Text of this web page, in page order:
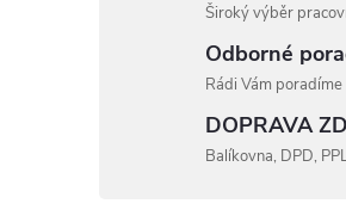
Široký výběr
Odborné
Rádi Vám
DOPRAVA
Balíkovna, DPD,